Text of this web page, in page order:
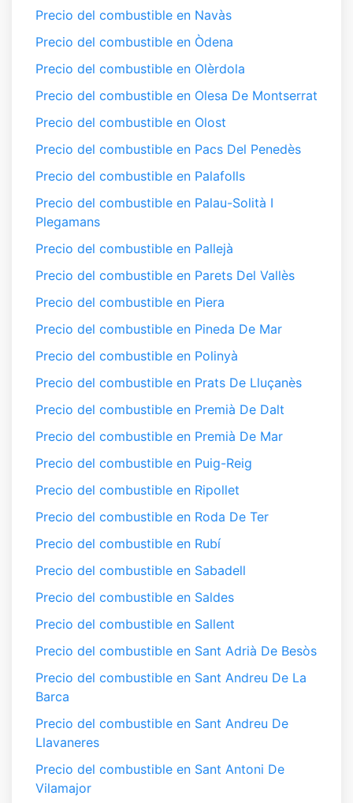
Precio del combustible en Navàs
Precio del combustible en Òdena
Precio del combustible en Olèrdola
Precio del combustible en Olesa De Montserrat
Precio del combustible en Olost
Precio del combustible en Pacs Del Penedès
Precio del combustible en Palafolls
Precio del combustible en Palau-Solità I
Plegamans
Precio del combustible en Pallejà
Precio del combustible en Parets Del Vallès
Precio del combustible en Piera
Precio del combustible en Pineda De Mar
Precio del combustible en Polinyà
Precio del combustible en Prats De Lluçanès
Precio del combustible en Premià De Dalt
Precio del combustible en Premià De Mar
Precio del combustible en Puig-Reig
Precio del combustible en Ripollet
Precio del combustible en Roda De Ter
Precio del combustible en Rubí
Precio del combustible en Sabadell
Precio del combustible en Saldes
Precio del combustible en Sallent
Precio del combustible en Sant Adrià De Besòs
Precio del combustible en Sant Andreu De La
Barca
Precio del combustible en Sant Andreu De
Llavaneres
Precio del combustible en Sant Antoni De
Vilamajor